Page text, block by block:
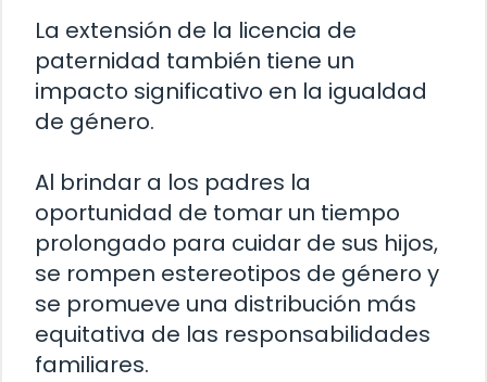
La extensión de la licencia de
paternidad también tiene un
impacto significativo en la igualdad
de género.
Al brindar a los padres la
oportunidad de tomar un tiempo
prolongado para cuidar de sus hijos,
se rompen estereotipos de género y
se promueve una distribución más
equitativa de las responsabilidades
familiares.